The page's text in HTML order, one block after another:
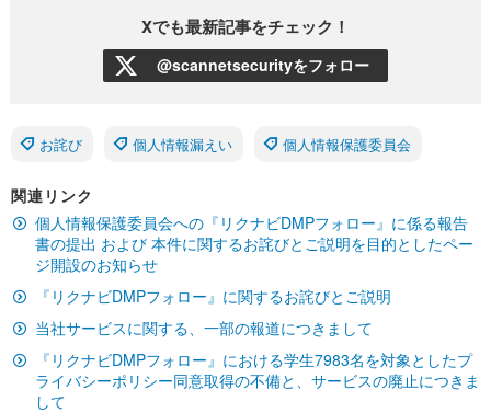
Xでも最新記事をチェック！
@scannetsecurityをフォロー
お詫び 個人情報漏えい 個人情報保護委員会
関連リンク
個人情報保護委員会への『リクナビDMPフォロー』に係る報告
書の提出 および 本件に関するお詫びとご説明を目的としたペー
ジ開設のお知らせ
『リクナビDMPフォロー』に関するお詫びとご説明
当社サービスに関する、一部の報道につきまして
『リクナビDMPフォロー』における学生7983名を対象としたプ
ライバシーポリシー同意取得の不備と、サービスの廃止につきま
して